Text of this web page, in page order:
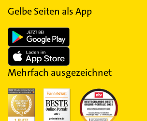
Gelbe Seiten als App
Mehrfach ausgezeichnet